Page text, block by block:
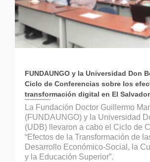
FUNDAUNGO y la Universidad Don
Ciclo de Conferencias sobre los
transformación digital en El Salvador
La Fundación Doctor Guillermo
(FUNDAUNGO) y la Universidad
(UDB) llevaron a cabo el Ciclo de
“Efectos de la Transformación de
Desarrollo Económico-Social, la
y la Educación Superior”.